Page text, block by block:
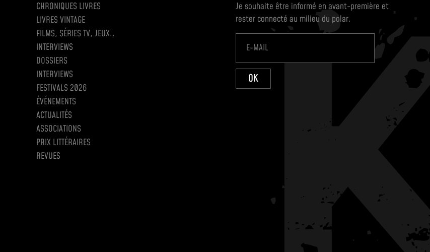
CHRONIQUES LIVRES
LIVRES VINTAGE
FILMS, SÉRIES TV, JEUX..
INTERVIEWS
DOSSIERS
INTERVIEWS
FESTIVALS 2026
ÉVÉNEMENTS
ACTUALITÉS
ASSOCIATIONS
PRIX LITTÉRAIRES
REVUES
Je souhaite être informé en avant-première et
rester connecté au milieu du polar.
OK